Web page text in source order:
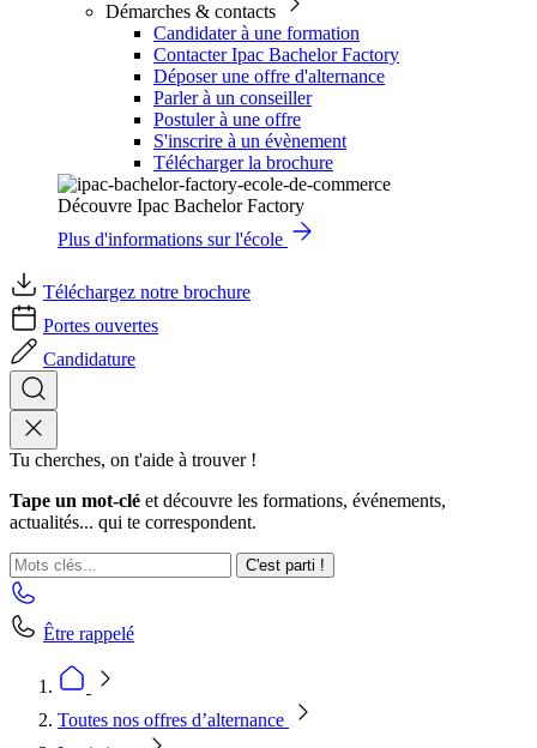
Démarches & contacts
Candidater à une formation
Contacter Ipac Bachelor Factory
Déposer une offre d'alternance
Parler à un conseiller
Postuler à une offre
S'inscrire à un évènement
Télécharger la brochure
Découvre Ipac Bachelor Factory
Plus d'informations sur l'école
Téléchargez notre brochure
Portes ouvertes
Candidature
Tu cherches, on t'aide à trouver !
Tape un mot-clé et découvre les formations, événements,
actualités... qui te correspondent.
C'est parti !
Être rappelé
Toutes nos offres d’alternance